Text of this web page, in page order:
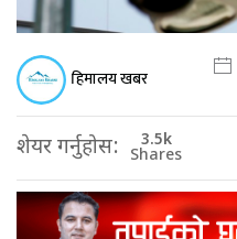
हिमालय खबर
शेयर गर्नुहोस: 3.5k
Shares